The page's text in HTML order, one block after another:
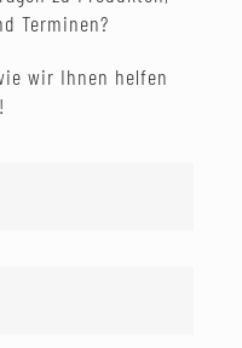
Terminen?
wir Ihnen helfen